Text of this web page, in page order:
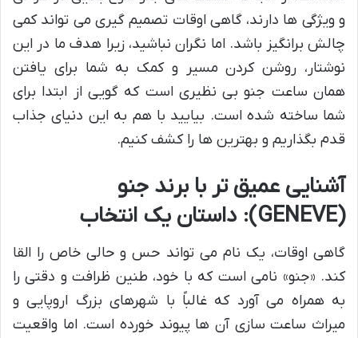
و ویژگی ها دارند، گاهی اوقات تصمیم گیری می تواند کمی
چالش برانگیز باشد. اما نگران نباشید، زیرا هدف ما در این
نوشتار، روشن کردن مسیر و کمک به شما برای یافتن
همان ساعت جنو بی نظیری است که گویی از ابتدا برای
شما ساخته شده است. بیایید با هم به این دنیای جذاب
قدم بگذاریم و بهترین ها را کشف کنیم.
آشنایی عمیق تر با برند جنو
(GENEVE): داستان یک انتخاب
گاهی اوقات، یک نام می تواند حس و حالی خاص را القا
کند. «جنو» نامی است که با خود، طنین ظرافت و دقتی را
به همراه می آورد که غالباً با شهرهای بزرگ اروپایی و
میراث ساعت سازی آن ها پیوند خورده است. اما واقعیت